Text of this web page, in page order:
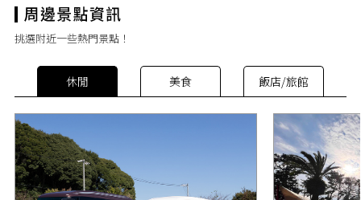
挑選附近一些熱門景點！
休閒 美食 飯店/旅館